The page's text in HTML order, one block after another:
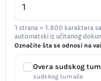
1 strana = 1.800 karaktera
automatski iz učitanog
Označite šta se odnosi na
Overa sudskog
sudskog tumača